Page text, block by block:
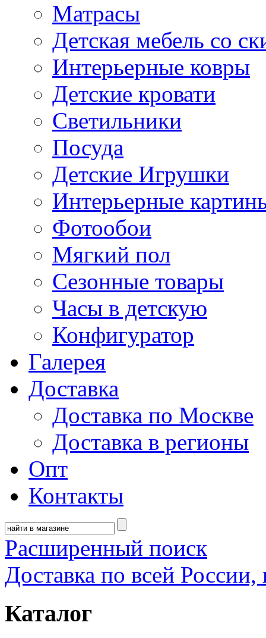
Матрасы
Детская мебель со
Интерьерные ковры
Детские кровати
Светильники
Посуда
Детские Игрушки
Интерьерные
Фотообои
Мягкий пол
Сезонные товары
Часы в детскую
Конфигуратор
Галерея
Доставка
Доставка по Москве
Доставка в регионы
Опт
Контакты
Расширенный поиск
Доставка по всей России,
Каталог